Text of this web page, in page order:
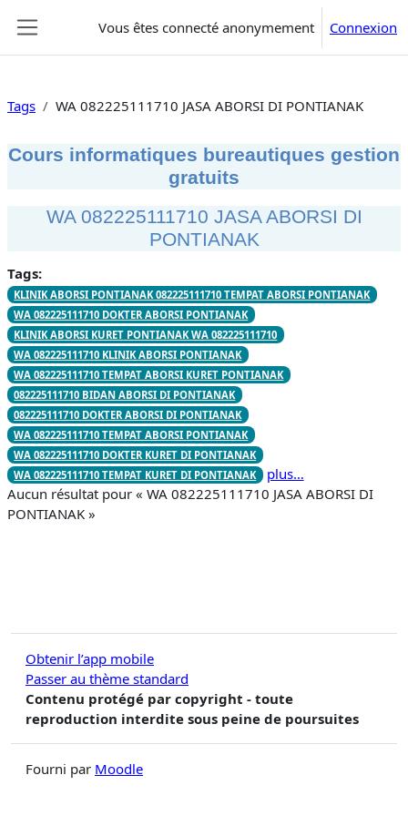
Vous êtes connecté anonymement Connexion
Tags WA 082225111710 JASA ABORSI DI PONTIANAK
Cours informatiques bureautiques gestion
gratuits
WA 082225111710 JASA ABORSI DI
PONTIANAK
Tags:
KLINIK ABORSI PONTIANAK 082225111710 TEMPAT ABORSI PONTIANAK
WA 082225111710 DOKTER ABORSI PONTIANAK
KLINIK ABORSI KURET PONTIANAK WA 082225111710
WA 082225111710 KLINIK ABORSI PONTIANAK
WA 082225111710 TEMPAT ABORSI KURET PONTIANAK
082225111710 BIDAN ABORSI DI PONTIANAK
082225111710 DOKTER ABORSI DI PONTIANAK
WA 082225111710 TEMPAT ABORSI PONTIANAK
WA 082225111710 DOKTER KURET DI PONTIANAK
WA 082225111710 TEMPAT KURET DI PONTIANAK
plus…
Aucun résultat pour « WA 082225111710 JASA ABORSI DI
PONTIANAK »
Obtenir l’app mobile
Passer au thème standard
Contenu protégé par copyright - toute
reproduction interdite sous peine de poursuites
Fourni par Moodle